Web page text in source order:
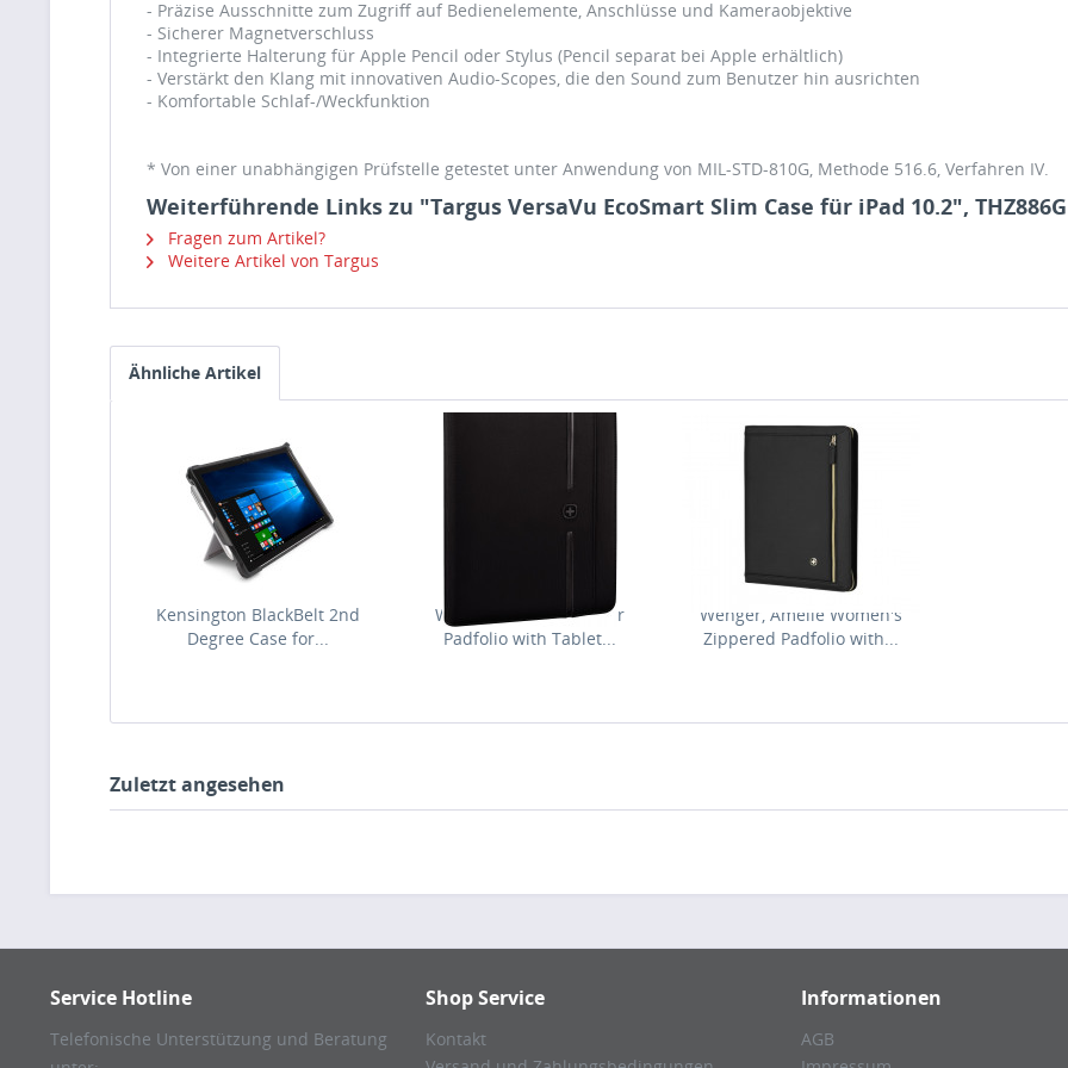
- Präzise Ausschnitte zum Zugriff auf Bedienelemente, Anschlüsse und Kameraobjektive
- Sicherer Magnetverschluss
- Integrierte Halterung für Apple Pencil oder Stylus (Pencil separat bei Apple erhältlich)
- Verstärkt den Klang mit innovativen Audio-Scopes, die den Sound zum Benutzer hin ausrichten
- Komfortable Schlaf-/Weckfunktion
* Von einer unabhängigen Prüfstelle getestet unter Anwendung von MIL-STD-810G, Methode 516.6, Verfahren IV.
Weiterführende Links zu "Targus VersaVu EcoSmart Slim Case für iPad 10.2",
Fragen zum Artikel?
Weitere Artikel von Targus
Ähnliche Artikel
Kensington BlackBelt 2nd
Degree Case for...
Wenger, Affiliate Binder
Padfolio with Tablet...
Wenger, Amelie Women's
Zippered Padfolio with...
Zuletzt angesehen
Service Hotline
Telefonische Unterstützung und Beratung
Shop Service
Kontakt
Informationen
AGB